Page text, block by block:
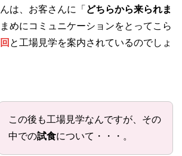
は、お客さんに「 どちらから来られま
まめにコミュニケーションをとってこら
と工場見学を案内されているのでしょ
この後も工場見学なんですが、その
中での試食について・・・。